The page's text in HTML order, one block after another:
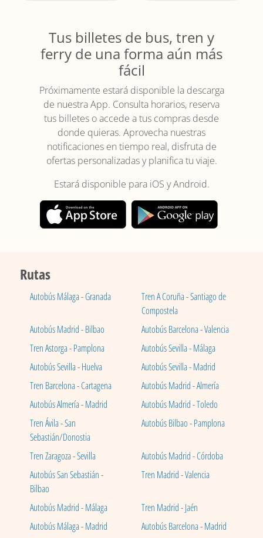
Tus billetes de bus, tren y
ferry de una forma aún más
fácil
Próximamente estará disponible la descarga
de nuestra App. Consulta horarios, reserva
tus billetes o accede a tus compras desde
donde quieras. Aprovecha nuestras
notificaciones en tiempo real, disfruta de
ofertas personalizadas y planifica tu viaje.
Estará disponible para iOS y Android.
Rutas
Autobús Málaga - Granada
Tren A Coruña - Santiago de
Compostela
Autobús Madrid - Bilbao
Autobús Barcelona - Valencia
Tren Astorga - Pamplona
Autobús Sevilla - Málaga
Autobús Sevilla - Huelva
Autobús Sevilla - Madrid
Tren Barcelona - Cartagena
Autobús Madrid - Almería
Autobús Almería - Madrid
Autobús Madrid - Toledo
Tren Ávila - San
Sebastián/Donostia
Autobús Bilbao - Pamplona
Tren Zaragoza - Sevilla
Autobús Madrid - Córdoba
Autobús San Sebastián -
Bilbao
Tren Madrid - Valencia
Autobús Madrid - Málaga
Tren Madrid - Jaén
Autobús Málaga - Madrid
Autobús Barcelona - Madrid